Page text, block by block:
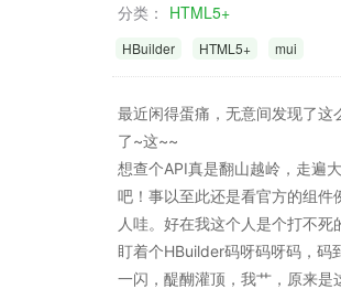
分类： HTML5+
HBuilder HTML5+ mui
最近闲得蛋痛，无意间发现了
了~这~~
想查个API真是翻山越岭，走遍
吧！事以至此还是看官方的组
人哇。好在我这个人是个打不
盯着个HBuilder码呀码呀码，码
一闪，醍醐灌顶，我艹，原来